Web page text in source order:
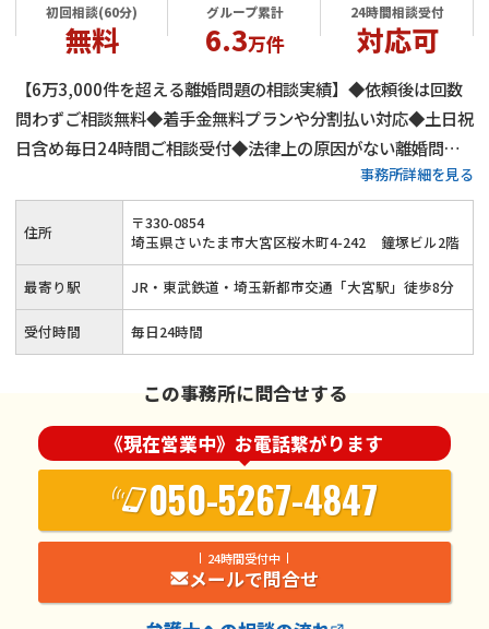
初回相談(60分)
無料
グループ累計
6.3万件
24時間相談受付
対応可
【6万3,000件を超える離婚問題の相談実績】◆依頼後は回数
問わずご相談無料◆着手金無料プランや分割払い対応◆土日祝
日含め毎日24時間ご相談受付◆法律上の原因がない離婚問題
にも対応（性格の不一致など）◆依頼者様のお気持ちやご希望
に寄り添い離婚問題を迅速に解決◆JR・東武鉄道・埼玉新都
市交通「大宮駅」から徒歩8分
事務所詳細を見る
住所 〒330-0854
埼玉県さいたま市大宮区桜木町4-242
鐘塚ビル2階
最寄り駅 JR・東武鉄道・埼玉新都市交通「大宮駅」徒歩8分
受付時間 毎日24時間
この事務所に問合せする
《現在営業中》お電話繋がります
050-5267-4847
24時間受付中
メールで問合せ